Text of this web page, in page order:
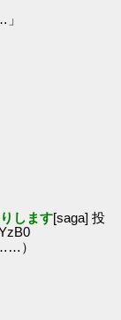
します[saga] 投
）